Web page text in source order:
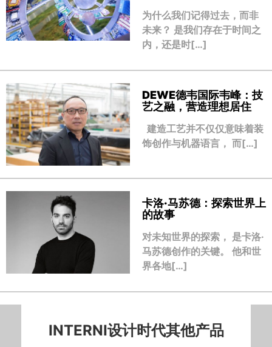
为什么我们记得过去，而非
未来？ 是我们存在于时间之
内，还是时[…]
DEWE德韦国际韦峰：技
艺之融，营造理想居住
建造工艺并不仅仅意味着装
饰创作与机器语言， 而[…]
卡洛·马苏德：探索世界上
的故事
对未知世界的探索， 是卡洛·
马苏德创作的关键。 他和世
界各地[…]
INTERNI设计时代其他产品